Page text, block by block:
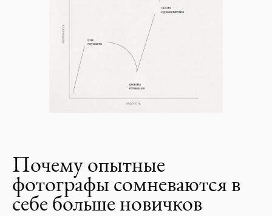
Почему опытные
фотографы сомневаются в
себе больше новичков